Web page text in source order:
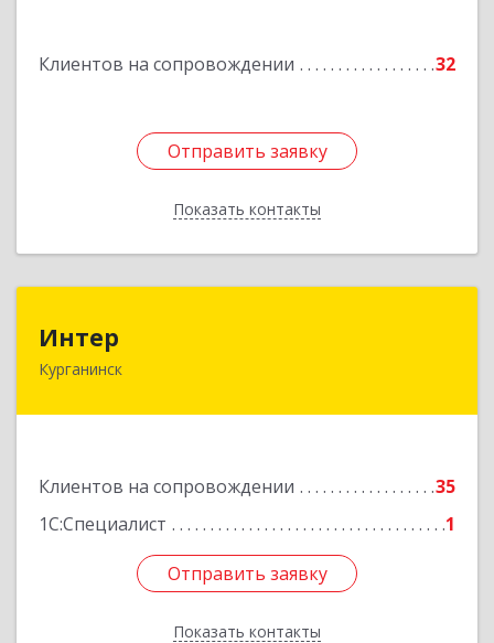
Клиентов на сопровождении 32
Отправить заявку
Показать контакты
Подробнее
Отправить заявку
Назад
Интер
Курганинск
Клиентов на сопровождении
35
1С:Специалист
1
Отправить заявку
Показать контакты
352430, Краснодарский край, Курганинск г,
Отправить заявку
Назад